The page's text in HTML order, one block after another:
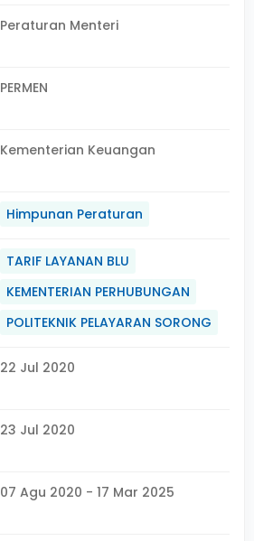
Peraturan Menteri
PERMEN
Kementerian Keuangan
Himpunan Peraturan
TARIF LAYANAN BLU
KEMENTERIAN PERHUBUNGAN
POLITEKNIK PELAYARAN SORONG
22 Jul 2020
23 Jul 2020
07 Agu 2020 - 17 Mar 2025